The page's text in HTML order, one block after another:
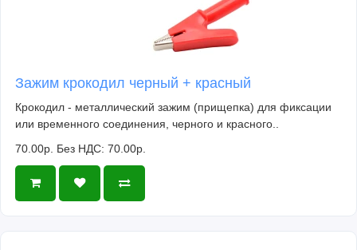
Зажим крокодил черный + красный
Крокодил - металлический зажим (прищепка) для фиксации
или временного соединения, черного и красного..
70.00р. Без НДС: 70.00р.